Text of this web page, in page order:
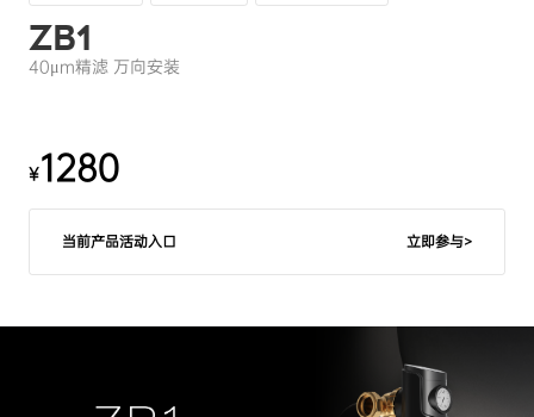
ZB1
40μm精滤 万向安装
¥1280
当前产品活动入口 立即参与>